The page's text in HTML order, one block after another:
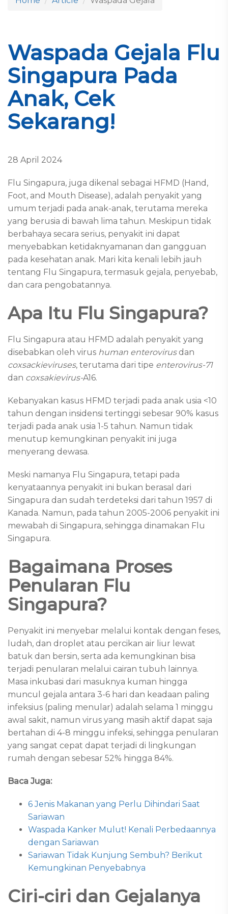
Waspada Gejala Flu
Singapura Pada
Anak, Cek
Sekarang!
28 April 2024
Flu Singapura, juga dikenal sebagai HFMD (Hand,
Foot, and Mouth Disease), adalah penyakit yang
umum terjadi pada anak-anak, terutama mereka
yang berusia di bawah lima tahun. Meskipun tidak
berbahaya secara serius, penyakit ini dapat
menyebabkan ketidaknyamanan dan gangguan
pada kesehatan anak. Mari kita kenali lebih jauh
tentang Flu Singapura, termasuk gejala, penyebab,
dan cara pengobatannya.
Apa Itu Flu Singapura?
Flu Singapura atau HFMD adalah penyakit yang
disebabkan oleh virus human enterovirus dan
coxsackieviruses, terutama dari tipe enterovirus-71
dan coxsakievirus-A16.
Kebanyakan kasus HFMD terjadi pada anak usia <10
tahun dengan insidensi tertinggi sebesar 90% kasus
terjadi pada anak usia 1-5 tahun. Namun tidak
menutup kemungkinan penyakit ini juga
menyerang dewasa.
Meski namanya Flu Singapura, tetapi pada
kenyataannya penyakit ini bukan berasal dari
Singapura dan sudah terdeteksi dari tahun 1957 di
Kanada. Namun, pada tahun 2005-2006 penyakit ini
mewabah di Singapura, sehingga dinamakan Flu
Singapura.
Bagaimana Proses
Penularan Flu
Singapura?
Penyakit ini menyebar melalui kontak dengan feses,
ludah, dan droplet atau percikan air liur lewat
batuk dan bersin, serta ada kemungkinan bisa
terjadi penularan melalui cairan tubuh lainnya.
Masa inkubasi dari masuknya kuman hingga
muncul gejala antara 3-6 hari dan keadaan paling
infeksius (paling menular) adalah selama 1 minggu
awal sakit, namun virus yang masih aktif dapat saja
bertahan di 4-8 minggu infeksi, sehingga penularan
yang sangat cepat dapat terjadi di lingkungan
rumah dengan sebesar 52% hingga 84%.
Baca Juga:
6 Jenis Makanan yang Perlu Dihindari Saat
Sariawan
Waspada Kanker Mulut! Kenali Perbedaannya
dengan Sariawan
Sariawan Tidak Kunjung Sembuh? Berikut
Kemungkinan Penyebabnya
Ciri-ciri dan Gejalanya